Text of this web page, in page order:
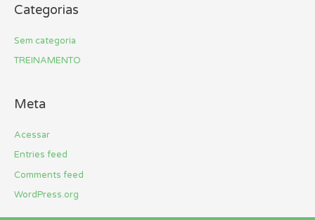
Categorias
Sem categoria
TREINAMENTO
Meta
Acessar
Entries feed
Comments feed
WordPress.org